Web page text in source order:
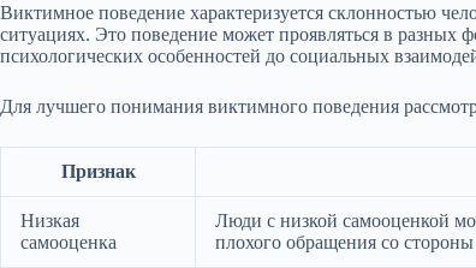
Виктимное поведение характеризуется склонностью
ситуациях. Это поведение может проявляться в разных
психологических особенностей до социальных
Для лучшего понимания виктимного поведения
Признак
Низкая
самооценка
Люди с низкой самооценкой
плохого обращения со